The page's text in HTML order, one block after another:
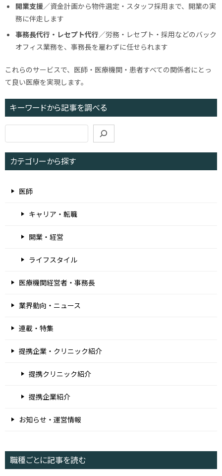
開業支援／資金計画から物件選定・スタッフ採用まで、開業の実
務に伴走します
事務長代行・レセプト代行／労務・レセプト・採用などのバック
オフィス業務を、事務長を雇わずに任せられます
これらのサービスで、医師・医療機関・患者すべての関係者にとっ
て良い医療を実現します。
キーワードから記事を調べる
索
カテゴリーから探す
医師
キャリア・転職
開業・経営
ライフスタイル
医療機関経営者・事務長
業界動向・ニュース
連載・特集
提携企業・クリニック紹介
提携クリニック紹介
提携企業紹介
お知らせ・運営情報
職種ごとに記事を読む